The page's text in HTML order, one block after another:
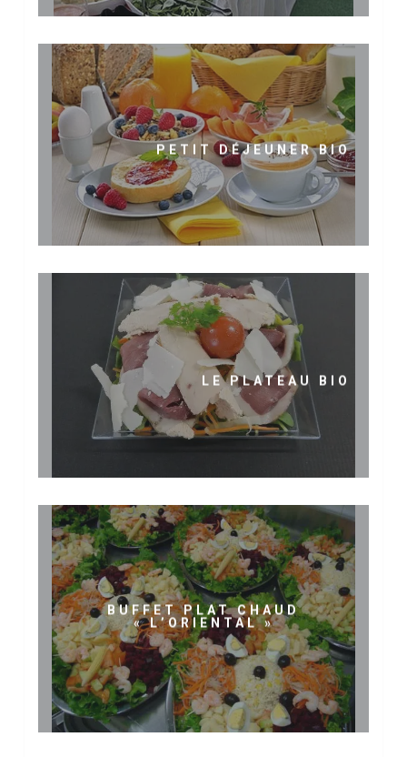
PETIT DÉJEUNER BIO
LE PLATEAU BIO
BUFFET PLAT CHAUD
« L’ORIENTAL »